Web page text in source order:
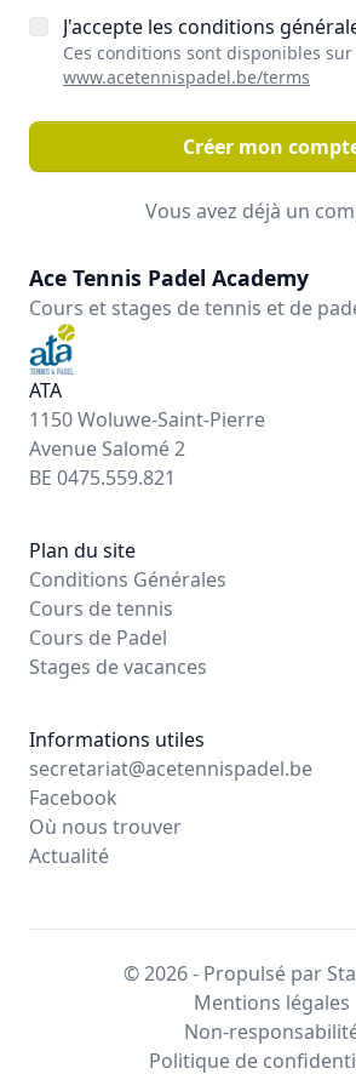
J'accepte les conditions
Ces conditions sont disponibles sur
www.acetennispadel.be/terms
Créer mon
Vous avez déjà un
Ace Tennis Padel Academy
Cours et stages de tennis et de
ATA
1150 Woluwe-Saint-Pierre
Avenue Salomé 2
BE 0475.559.821
Plan du site
Conditions Générales
Cours de tennis
Cours de Padel
Stages de vacances
Informations utiles
secretariat@acetennispadel.be
Facebook
Où nous trouver
Actualité
© 2026 - Propulsé par
Mentions légales
Non-
Politique de